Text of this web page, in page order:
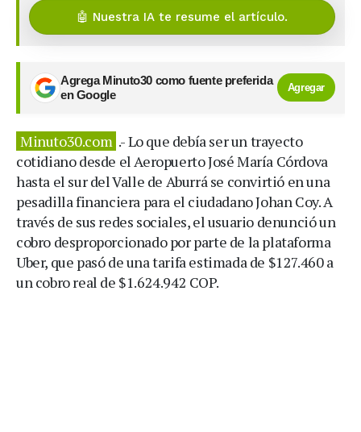
🤖 Nuestra IA te resume el artículo.
Agrega Minuto30 como fuente preferida
en Google
Agregar
Minuto30.com .- Lo que debía ser un trayecto
cotidiano desde el Aeropuerto José María Córdova
hasta el sur del Valle de Aburrá se convirtió en una
pesadilla financiera para el ciudadano Johan Coy. A
través de sus redes sociales, el usuario denunció un
cobro desproporcionado por parte de la plataforma
Uber, que pasó de una tarifa estimada de $127.460 a
un cobro real de $1.624.942 COP.